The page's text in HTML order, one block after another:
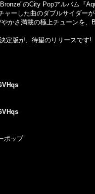
のCity Popアルバム『
ャーした曲のダブルサイダー
かさ満載の極上チューンを、 B
定版が、待望のリリースです!
ポップ